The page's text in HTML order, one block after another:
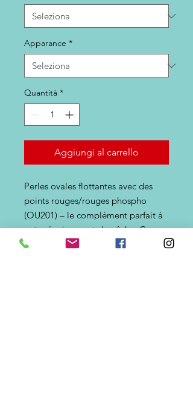
Apparance *
Quantità *
Aggiungi al carrello
Perles ovales flottantes avec des
points rouges/rouges phospho
(OU201) – le complément parfait à
votre équipement de pêche. Ces
perles de forme ovale sont